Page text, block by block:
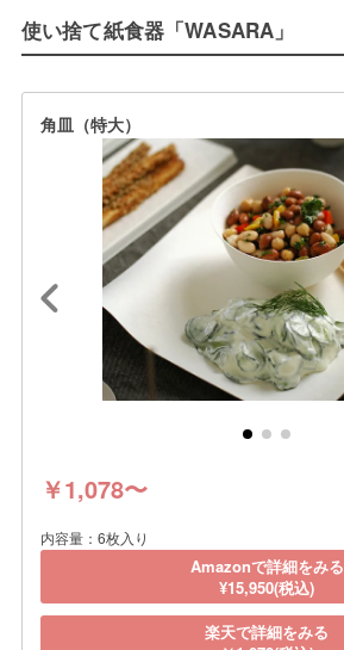
使い捨て紙食器「WASARA」
角皿（特大）
￥1,078〜
内容量：6枚入り
Amazonで詳細をみる
¥15,950(税込)
楽天で詳細をみる